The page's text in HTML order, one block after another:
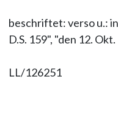
beschriftet: verso u.:
D.S. 159", "den 12.
LL/126251